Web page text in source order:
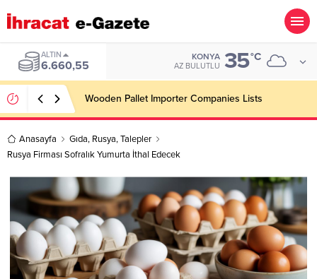
ALTIN
6.660,55
KONYA
AZ BULUTLU 35°C
Wooden Pallet Importer Companies Lists
Anasayfa Gıda, Rusya,Talepler
Rusya Firması Sofralık Yumurta İthal Edecek